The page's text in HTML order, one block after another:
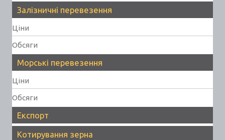
Залізничні перевезення
Ціни
Обсяги
Морські перевезення
Ціни
Обсяги
Експорт
Котирування зерна